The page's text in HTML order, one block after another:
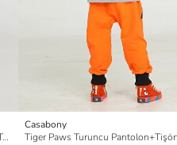
Mavi Çizgili T-rex Erkek Çocuk Pantolon Takım
Casabony
Tiger Paws Turuncu